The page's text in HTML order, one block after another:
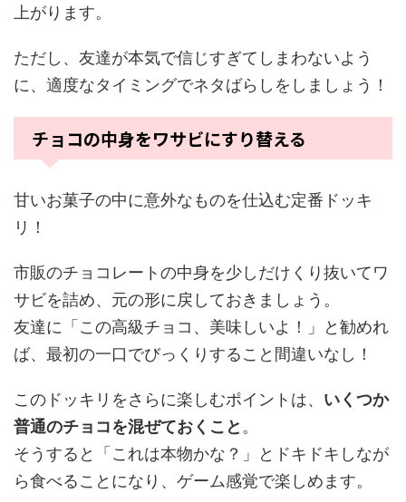
上がります。
ただし、友達が本気で信じすぎてしまわないよう
に、適度なタイミングでネタばらしをしましょう！
チョコの中身をワサビにすり替える
甘いお菓子の中に意外なものを仕込む定番ドッキ
リ！
市販のチョコレートの中身を少しだけくり抜いてワ
サビを詰め、元の形に戻しておきましょう。
友達に「この高級チョコ、美味しいよ！」と勧めれ
ば、最初の一口でびっくりすること間違いなし！
このドッキリをさらに楽しむポイントは、 いくつか
普通のチョコを混ぜておくこと 。
そうすると「これは本物かな？」とドキドキしなが
ら食べることになり、ゲーム感覚で楽しめます。